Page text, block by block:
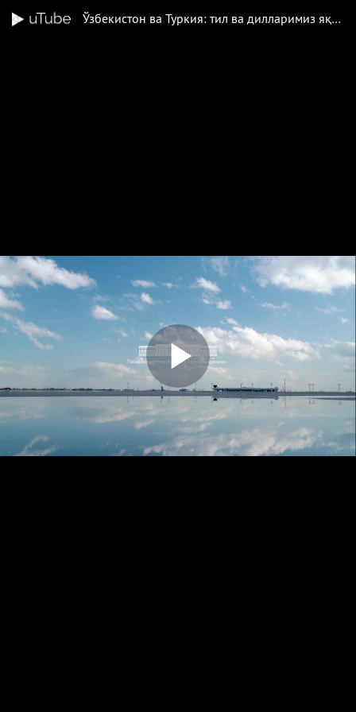
Ўзбекистон ва Туркия: тил ва дилларимиз яқин, тарихий илдизларимиз бир, бугунги орзу-интилишларимиз ҳам муштарак.
Play
Video